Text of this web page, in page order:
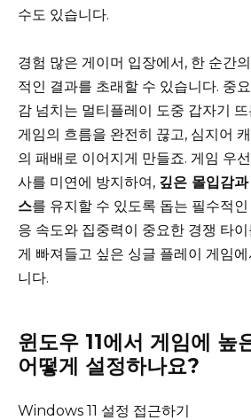
수도 있습니다.
경험 많은 게이머 입장에서, 한 순간
적인 결과를 초래할 수 있습니다. 중
감 넘치는 멀티플레이 도중 갑자기
게임의 흐름을 완전히 끊고, 심지어
의 패배로 이어지게 만들죠. 게임 우
사를 미연에 방지하여, 깊은 몰입감
스를 유지할 수 있도록 돕는 필수적
응 속도와 집중력이 중요한 경쟁 타
게 빠져들고 싶은 싱글 플레이 게임
니다.
윈도우 11에서 게임에 높
어떻게 설정하나요?
Windows 11 설정 접근하기